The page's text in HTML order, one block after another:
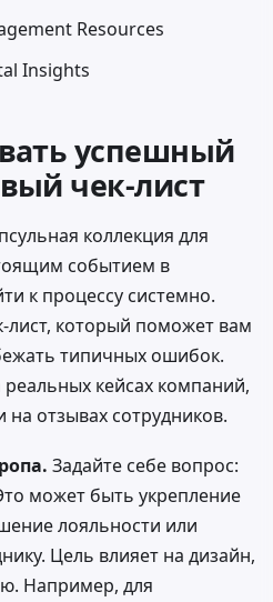
Resources
Insights
успешный
чек-лист
коллекция для
событием в
к процессу системно.
который поможет вам
типичных ошибок.
кейсах компаний,
отзывах сотрудников.
Задайте себе вопрос:
может быть укрепление
лояльности или
Цель влияет на дизайн,
Например, для